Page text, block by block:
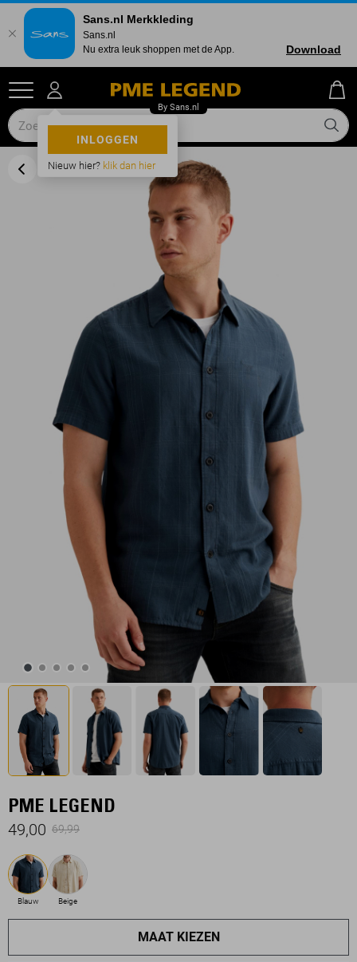
INLOGGEN
Nieuw hier? klik dan hier
PME LEGEND
49,00 69,99
Blauw Beige
MAAT KIEZEN
Sans.nl Merkkleding
Sans.nl
Nu extra leuk shoppen met de App.
Download